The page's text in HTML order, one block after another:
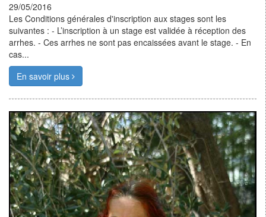
29/05/2016
Les Conditions générales d'inscription aux stages sont les
suivantes : - L’inscription à un stage est validée à réception des
arrhes. - Ces arrhes ne sont pas encaissées avant le stage. - En
cas...
En savoir plus